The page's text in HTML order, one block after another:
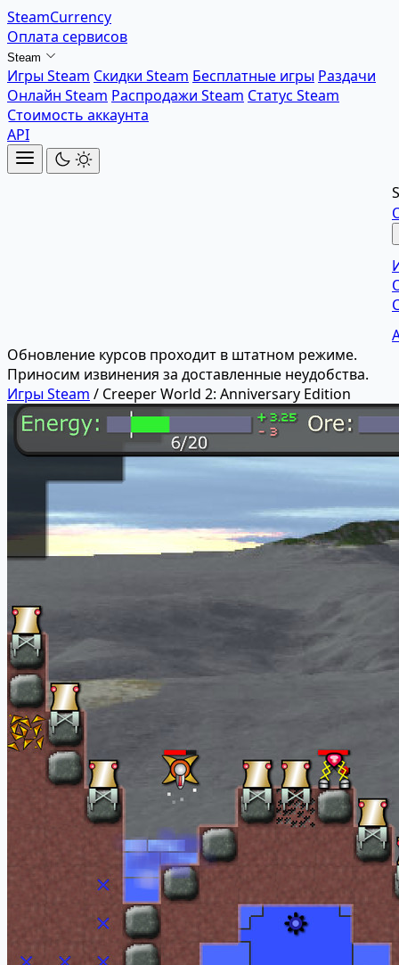
SteamCurrency
Оплата сервисов
Steam
Игры Steam Скидки Steam Бесплатные игры Раздачи
Онлайн Steam Распродажи Steam Статус Steam
Стоимость аккаунта
API
Обновление курсов проходит в штатном режиме.
Приносим извинения за доставленные неудобства.
Игры Steam / Creeper World 2: Anniversary Edition